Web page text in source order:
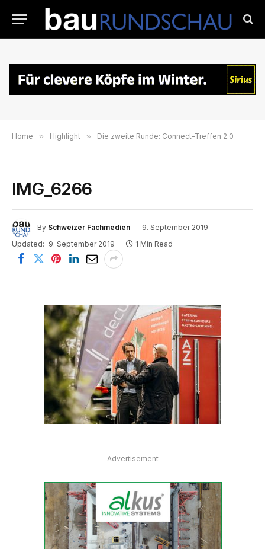
Home » Highlight » Die zweite Runde: Connect-Treffen 2.0
IMG_6266
By Schweizer Fachmedien
9. September 2019
Updated: 9. September 2019 1 Min Read
Advertisement